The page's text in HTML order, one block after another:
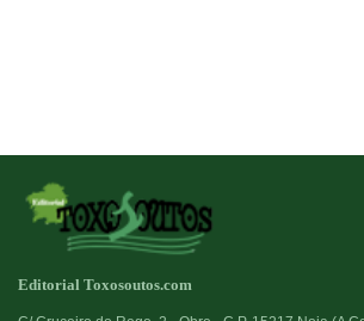
Editorial Toxosoutos.com